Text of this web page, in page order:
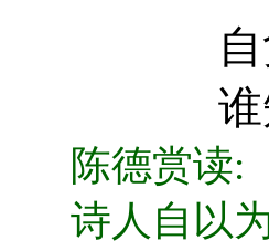
陈德赏读:
诗人自以